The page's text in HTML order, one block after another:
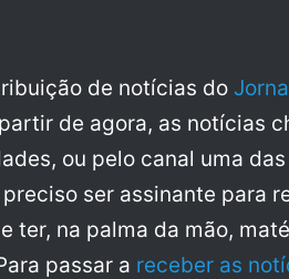
de notícias do
de agora, as notícias
ou pelo canal uma
ser assinante para
ter, na palma da mão,
passar a receber as